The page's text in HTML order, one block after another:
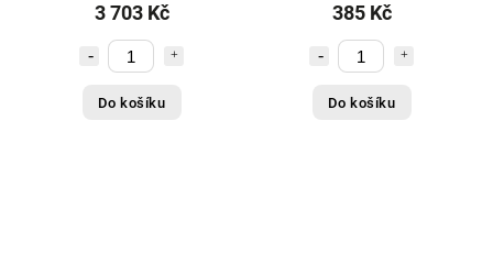
3 703 Kč
Do košíku
385 Kč
Do košíku